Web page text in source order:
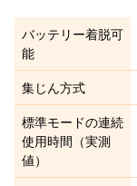
バッテリー着脱可
能
集じん方式
標準モードの連続
使用時間（実測
値）